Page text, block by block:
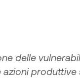
delle